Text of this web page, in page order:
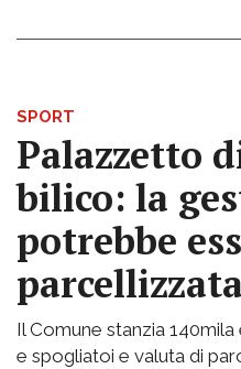
SPORT
Palazzetto
bilico: la
potrebbe
parcellizzata
Il Comune stanzia
e spogliatoi e valuta di